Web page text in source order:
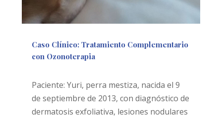
Caso Clínico: Tratamiento Complementario
con Ozonoterapia
Paciente: Yuri, perra mestiza, nacida el 9
de septiembre de 2013, con diagnóstico de
dermatosis exfoliativa, lesiones nodulares